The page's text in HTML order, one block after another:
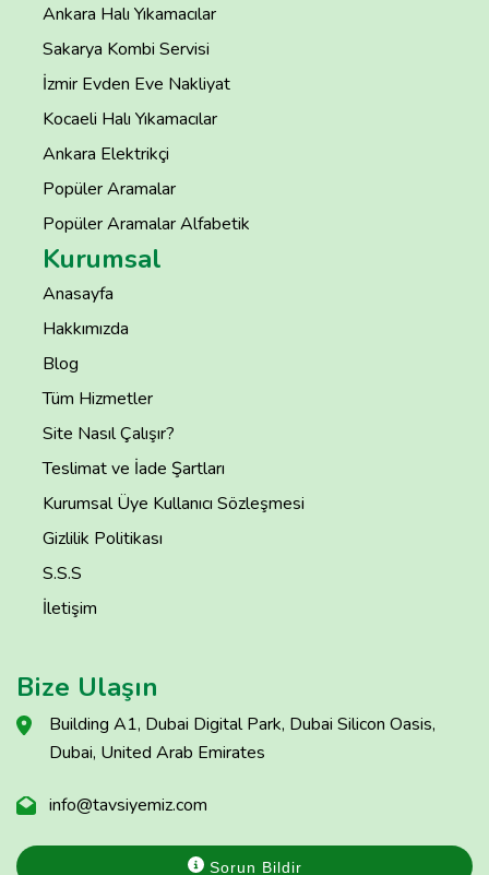
Ankara Halı Yıkamacılar
Sakarya Kombi Servisi
İzmir Evden Eve Nakliyat
Kocaeli Halı Yıkamacılar
Ankara Elektrikçi
Popüler Aramalar
Popüler Aramalar Alfabetik
Kurumsal
Anasayfa
Hakkımızda
Blog
Tüm Hizmetler
Site Nasıl Çalışır?
Teslimat ve İade Şartları
Kurumsal Üye Kullanıcı Sözleşmesi
Gizlilik Politikası
S.S.S
İletişim
Bize Ulaşın
Building A1, Dubai Digital Park, Dubai Silicon Oasis,
Dubai, United Arab Emirates
info@tavsiyemiz.com
Sorun Bildir